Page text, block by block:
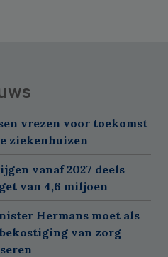
vrezen voor toekomst
ziekenhuizen
vanaf 2027 deels
van 4,6 miljoen
Hermans moet als
van zorg